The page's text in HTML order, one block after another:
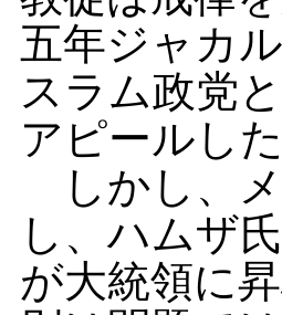
五年ジャカ
スラム政党
アピールした
しかし、
し、ハムザ
が大統領に